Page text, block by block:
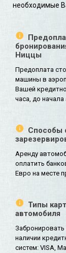
необходимые
Ниццы
Предоплата
машины в
Вашей
часа, до
Способы
Аренду
оплатить
Евро на месте
Типы
автомобиля
наличии
систем: VISA,